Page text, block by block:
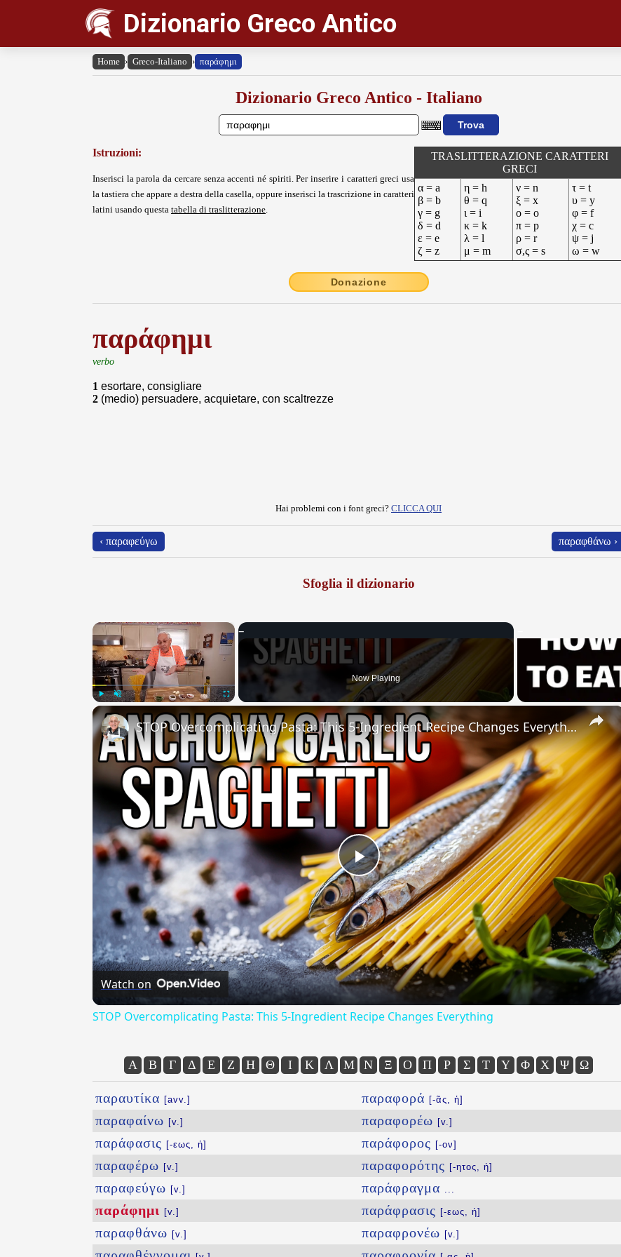
Dizionario Greco Antico
Home › Greco-Italiano › παράφημι
Dizionario Greco Antico - Italiano
Istruzioni:
Inserisci la parola da cercare senza accenti né spiriti. Per inserire i caratteri greci usa
la tastiera che appare a destra della casella, oppure inserisci la trascrizione in caratteri
latini usando questa tabella di traslitterazione.
TRASLITTERAZIONE CARATTERI
GRECI
α = a
β = b
γ = g
δ = d
ε = e
ζ = z
η = h
θ = q
ι = i
κ = k
λ = l
μ = m
ν = n
ξ = x
ο = o
π = p
ρ = r
σ,ς = s
τ = t
υ = y
φ = f
χ = c
ψ = j
ω = w
Donazione
παράφημι
verbo
1 esortare, consigliare
2 (medio) persuadere, acquietare, con scaltrezze
Hai problemi con i font greci? CLICCA QUI
‹ παραφεύγω παραφθάνω ›
Sfoglia il dizionario
×
Now Playing
×
Play
Video
STOP Overcomplicating Pasta: This 5-Ingredient Recipe Changes Everything
Watch on
STOP Overcomplicating Pasta: This 5-Ingredient Recipe Changes Everything
Α Β Γ Δ Ε Ζ Η Θ Ι Κ Λ Μ Ν Ξ Ο Π Ρ Σ Τ Υ Φ Χ Ψ Ω
παραυτίκα [avv.]
παραφαίνω [v.]
παράφασις [-εως, ἡ]
παραφέρω [v.]
παραφεύγω [v.]
παράφημι [v.]
παραφθάνω [v.]
παραφορά [-ᾶς, ἡ]
παραφορέω [v.]
παράφορος [-ον]
παραφορότης [-ητος, ἡ]
παράφραγμα
παράφρασις [-εως, ἡ]
παραφρονέω [v.]